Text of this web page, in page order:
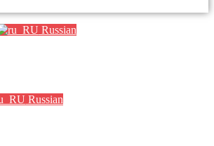
Russian
Russian